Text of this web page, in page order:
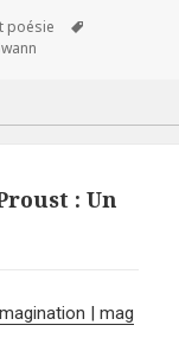
poésie
: Un
| mag